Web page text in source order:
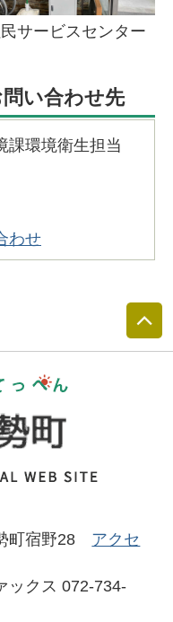
サービスセンター
い合わせ先
課環境衛生担当
わせ
町宿野28 アクセ
クス 072-734-